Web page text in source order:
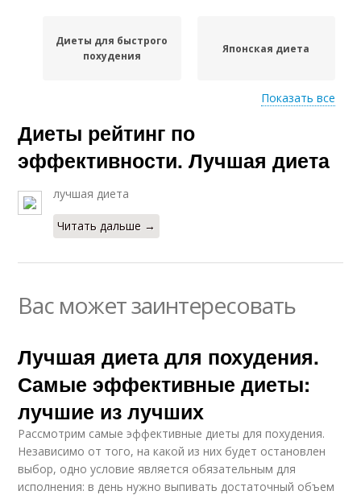
Диеты для быстрого
похудения
Японская диета
Английская диета
Водная диета
Картофельная диета
Показать все
Диеты рейтинг по
эффективности. Лучшая диета
лучшая диета
Читать дальше →
Вас может заинтересовать
Лучшая диета для похудения.
Самые эффективные диеты:
лучшие из лучших
Рассмотрим самые эффективные диеты для похудения.
Независимо от того, на какой из них будет остановлен
выбор, одно условие является обязательным для
исполнения: в день нужно выпивать достаточный объем